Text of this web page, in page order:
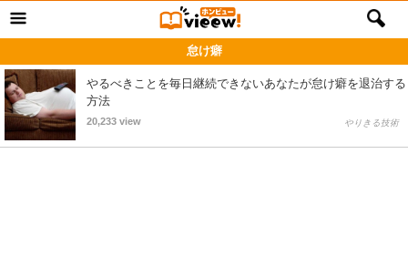
怠け癖
やるべきことを毎日継続できないあなたが怠け癖を退治する
方法
20,233 view やりきる技術